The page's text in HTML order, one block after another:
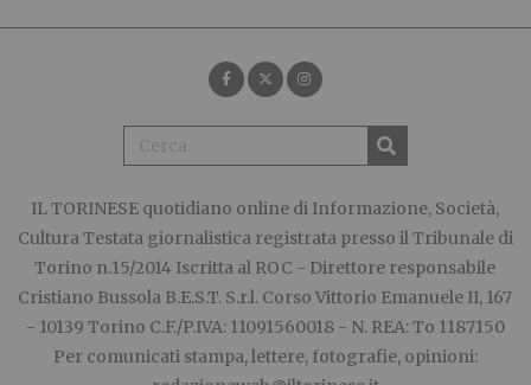
IL TORINESE quotidiano online di Informazione, Società,
Cultura Testata giornalistica registrata presso il Tribunale di
Torino n.15/2014 Iscritta al ROC - Direttore responsabile
Cristiano Bussola B.E.S.T. S.r.l. Corso Vittorio Emanuele II, 167
- 10139 Torino C.F./P.IVA: 11091560018 - N. REA: To 1187150
Per comunicati stampa, lettere, fotografie, opinioni: